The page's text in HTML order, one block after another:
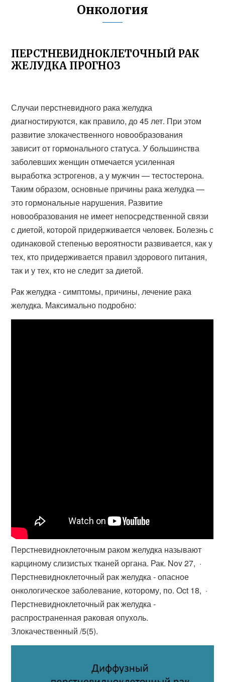
Онкология
ПЕРСТНЕВИДНОКЛЕТОЧНЫЙ РАК
ЖЕЛУДКА ПРОГНОЗ
Случаи перстневидного рака желудка
диагностируются, как правило, до 45 лет. При этом
развитие злокачественного новообразования
зависит от гормонального статуса. У большинства
заболевших женщин отмечается усиленная
выработка эстрогенов, а у мужчин — тестостерона.
Таким образом, основные причины рака желудка —
это гормональные нарушения. Развитие
новообразования не имеет непосредственной связи
с диетой, которой придерживается человек. Болезнь с
одинаковой степенью вероятности развивается, как у
тех, кто придерживается правил здорового питания,
так и у тех, кто не следит за диетой.
Рак желудка - симптомы, причины, лечение рака
желудка. Максимально подробно:
Перстневидноклеточным раком желудка называют
карциному слизистых тканей органа. Рак. Nov 27, ·
Перстневидноклеточный рак желудка - опасное
онкологическое заболевание, которому, по. Oct 18, ·
Перстневидноклеточный рак желудка -
распространенная раковая опухоль.
Злокачественный /5(5).